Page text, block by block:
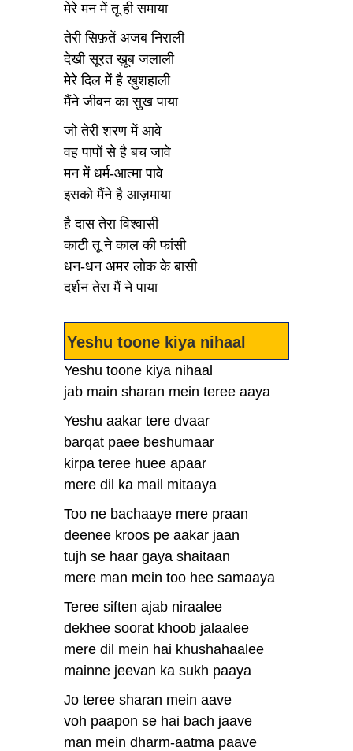
मेरे मन में तू ही समाया
तेरी सिफ़तें अजब निराली
देखी सूरत ख़ूब जलाली
मेरे दिल में है ख़ुशहाली
मैंने जीवन का सुख पाया
जो तेरी शरण में आवे
वह पापों से है बच जावे
मन में धर्म-आत्मा पावे
इसको मैंने है आज़माया
है दास तेरा विश्वासी
काटी तू ने काल की फांसी
धन-धन अमर लोक के बासी
दर्शन तेरा मैं ने पाया
Yeshu toone kiya nihaal
Yeshu toone kiya nihaal
jab main sharan mein teree aaya
Yeshu aakar tere dvaar
barqat paee beshumaar
kirpa teree huee apaar
mere dil ka mail mitaaya
Too ne bachaaye mere praan
deenee kroos pe aakar jaan
tujh se haar gaya shaitaan
mere man mein too hee samaaya
Teree siften ajab niraalee
dekhee soorat khoob jalaalee
mere dil mein hai khushahaalee
mainne jeevan ka sukh paaya
Jo teree sharan mein aave
voh paapon se hai bach jaave
man mein dharm-aatma paave